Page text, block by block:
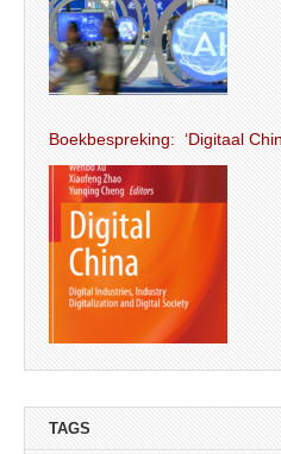
Boekbespreking: ‘Digitaal
TAGS